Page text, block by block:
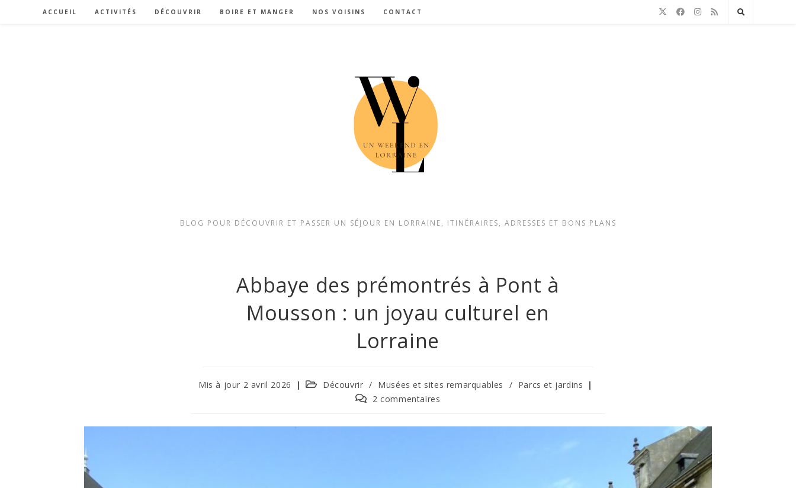
ACCUEIL ACTIVITÉS DÉCOUVRIR BOIRE ET MANGER NOS VOISINS CONTACT
BLOG POUR DÉCOUVRIR ET PASSER UN SÉJOUR EN LORRAINE, ITINÉRAIRES, ADRESSES ET BONS PLANS
Abbaye des prémontrés à Pont à
Mousson : un joyau culturel en
Lorraine
Mis à jour 2 avril 2026 Découvrir / Musées et sites remarquables / Parcs et jardins
2 commentaires